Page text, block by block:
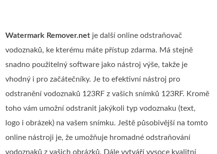
Watermark Remover.net je další online odstraňovač
vodoznaků, ke kterému máte přístup zdarma. Má stejně
snadno použitelný software jako nástroj výše, takže je
vhodný i pro začátečníky. Je to efektivní nástroj pro
odstranění vodoznaků 123RF z vašich snímků 123RF. Kromě
toho vám umožní odstranit jakýkoli typ vodoznaku (text,
logo i obrázek) na vašem snímku. Ještě působivější na tomto
online nástroji je, že umožňuje hromadné odstraňování
vodoznaků z vašich obrázků. Dále vytváří vysoce kvalitní